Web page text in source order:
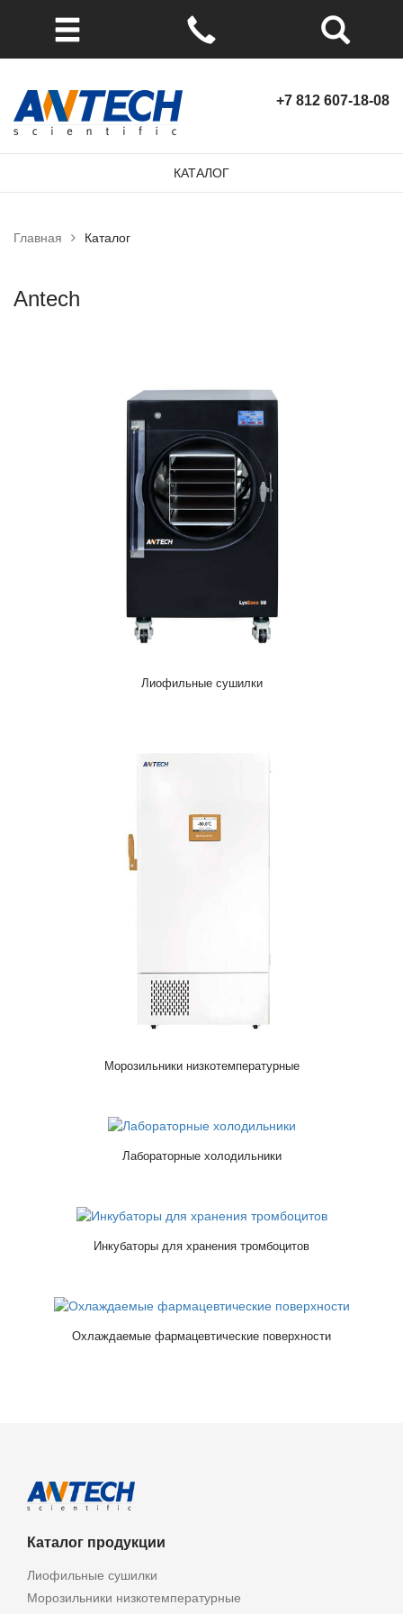
+7 812 607-18-08
КАТАЛОГ
Главная Каталог
Antech
Лиофильные сушилки
Морозильники низкотемпературные
Лабораторные холодильники
Инкубаторы для хранения тромбоцитов
Охлаждаемые фармацевтические поверхности
Каталог продукции
Лиофильные сушилки
Морозильники низкотемпературные